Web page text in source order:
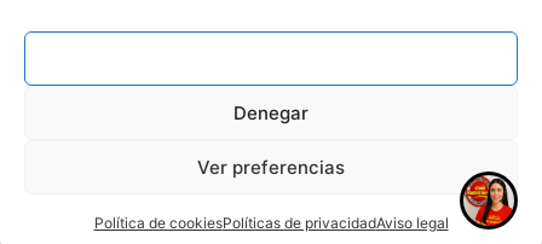
Denegar
Ver preferencias
Política de cookiesPolíticas de privacidadAviso legal